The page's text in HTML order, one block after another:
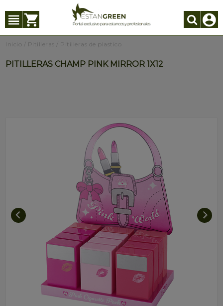
Inicio Pitilleras Pitilleras de plastico
PITILLERAS CHAMP PINK MIRROR 1X12